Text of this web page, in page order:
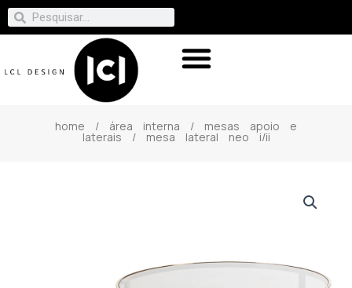
home / área interna / mesas apoio e
laterais / mesa lateral neo i/ii